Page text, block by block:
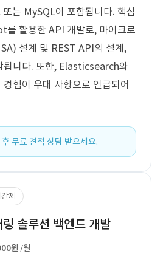
는 MySQL이 포함됩니다. 핵심
활용한 API 개발로, 마이크로
설계 및 REST API의 설계,
됩니다. 또한, Elasticsearch와
험이 우대 사항으로 언급되어
무료 견적 상담 받으세요.
제
솔루션 백엔드 개발
원 /월